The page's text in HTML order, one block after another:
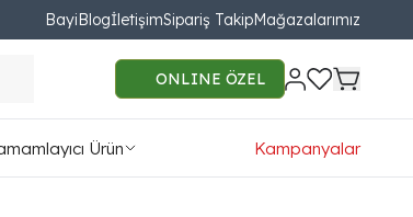
BayiBlogİletişimSipariş TakipMağazalarımız
ONLINE ÖZEL
Ürün Kampanyalar
Liste Görünüm